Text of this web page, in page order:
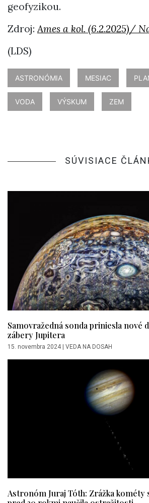
geofyzikou.
Zdroj:Ames a kol. (6.2.2025)/
(LDS)
ASTRONÓMIA MESIAC
VODA VÝSKUM ZEM
SÚVISIACE
Samovražedná sonda priniesla nové
zábery Jupitera
15. novembra 2024 | VEDA NA DOSAH
Astronóm Juraj Tóth: Zrážka kométy